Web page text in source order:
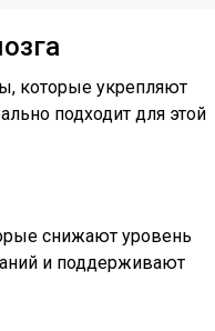
которые укрепляют
подходит для этой
снижают уровень
и поддерживают